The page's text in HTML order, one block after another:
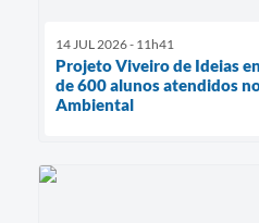
14 JUL 2026 - 11h41
Projeto Viveiro de Ideias
de 600 alunos atendidos
Ambiental